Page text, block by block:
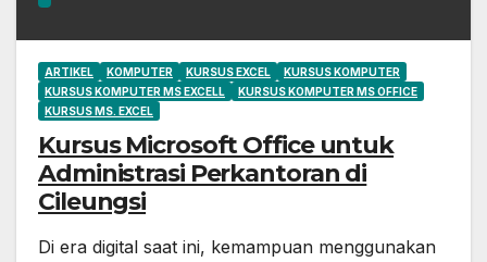
ARTIKEL KOMPUTER KURSUS EXCEL
KURSUS KOMPUTER
KURSUS KOMPUTER MS EXCELL
KURSUS KOMPUTER MS OFFICE
KURSUS MS. EXCEL
Kursus Microsoft Office untuk
Administrasi Perkantoran di
Cileungsi
Di era digital saat ini, kemampuan menggunakan